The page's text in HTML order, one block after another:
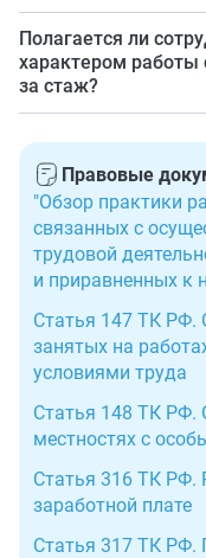
Оплату за часы,
Крайнего Севера
территориях,
установленный для
коэффициент.
Полагается ли
характером работы
за стаж?
работы не менее
или года — на
Правовые
"Обзор практики
связанных с
трудовой
и приравненных к
Статья 147 ТК РФ.
занятых на
условиями труда
Статья 148 ТК РФ.
местностях с
Статья 316 ТК РФ.
заработной плате
Статья 317 ТК РФ.